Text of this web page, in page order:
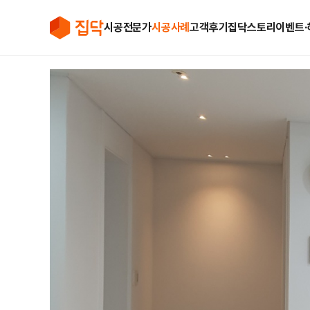
시공전문가시공사례고객후기집닥스토리 이벤트